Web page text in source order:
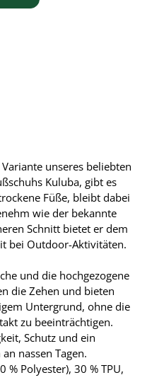
unseres beliebten
Kuluba, gibt es
Füße, bleibt dabei
wie der bekannte
Schnitt bietet er dem
bei Outdoor-Aktivitäten.
und die hochgezogene
die Zehen und bieten
Untergrund, ohne die
zu beeinträchtigen.
Schutz und ein
nassen Tagen.
Polyester), 30 % TPU,